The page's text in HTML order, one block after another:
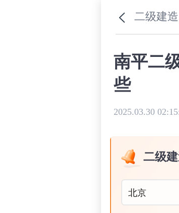
二级建
南平二
些
2025.03.30
二级
北京